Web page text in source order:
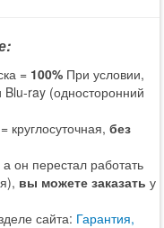
= 100% При условии,
Blu-ray (односторонний
круглосуточная, без
он перестал работать
вы можете заказать у
сайта: Гарантия,